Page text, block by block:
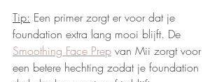
Tip: Een primer zorgt er voor dat je
foundation extra lang mooi blijft. De
Smoothing Face Prep van Mii zorgt voor
een betere hechting zodat je foundation